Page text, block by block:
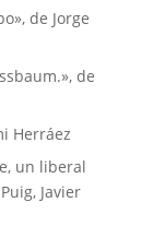
de Jorge
de
Herráez
un liberal
Javier